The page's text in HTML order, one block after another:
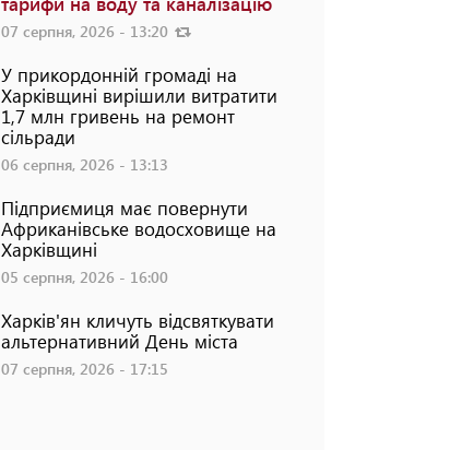
07 серпня, 2026 - 13:20
У прикордонній громаді на
Харківщині вирішили витратити
1,7 млн гривень на ремонт
сільради
06 серпня, 2026 - 13:13
Підприємиця має повернути
Африканівське водосховище на
Харківщині
05 серпня, 2026 - 16:00
Харків'ян кличуть відсвяткувати
альтернативний День міста
07 серпня, 2026 - 17:15